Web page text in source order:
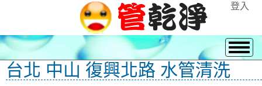
登入
台北 中山 復興北路 水管清洗